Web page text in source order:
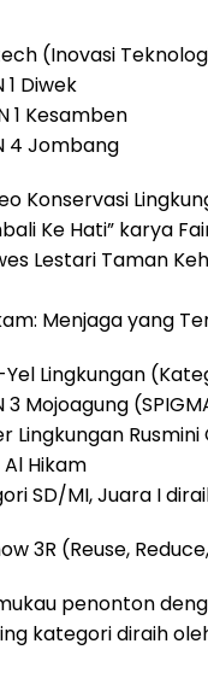
(Inovasi
1 Diwek
1 Kesamben
4 Jombang
Konservasi
Ke Hati” karya
Lestari Taman
Menjaga yang
Yel Lingkungan
3 Mojoagung
Lingkungan
Al Hikam
SD/MI, Juara I
3R (Reuse,
penonton
kategori diraih